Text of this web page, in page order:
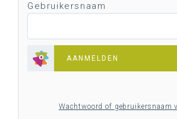
Gebruikersnaam
AANMELDEN
Wachtwoord of gebruikersnaam